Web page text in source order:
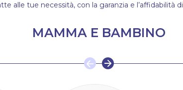
alle tue necessità, con la garanzia e l’affidabilità di
MAMMA E BAMBINO